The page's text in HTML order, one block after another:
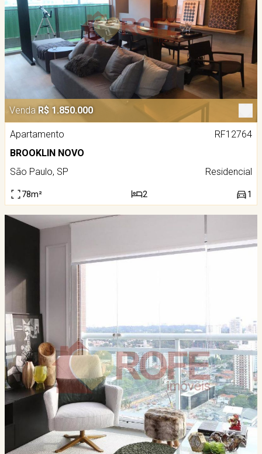
Venda R$ 1.850.000
Apartamento
RF12764
BROOKLIN NOVO
São Paulo, SP
Residencial
78m² 2 1